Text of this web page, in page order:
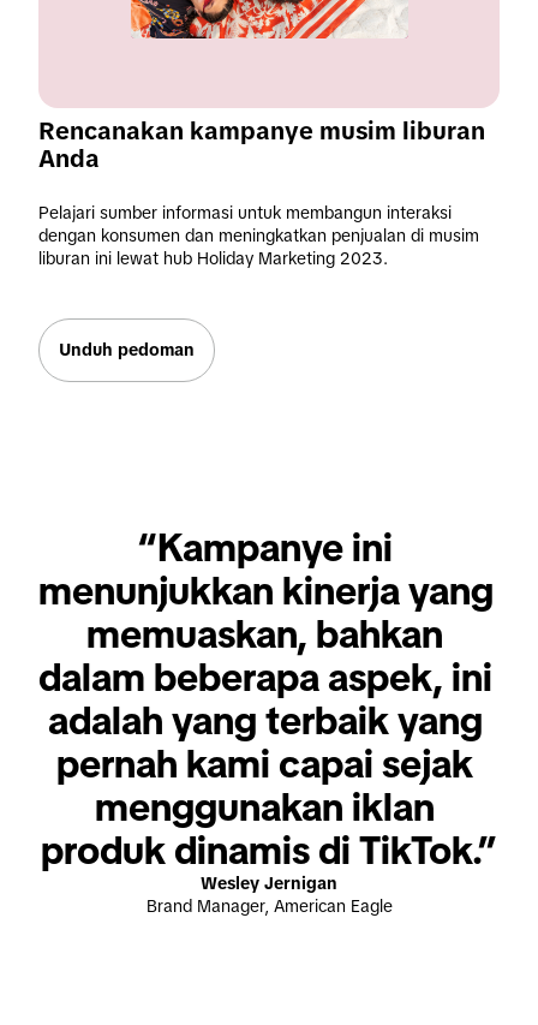
Rencanakan kampanye musim liburan
Anda
Pelajari sumber informasi untuk membangun interaksi
dengan konsumen dan meningkatkan penjualan di musim
liburan ini lewat hub Holiday Marketing 2023.
Unduh pedoman
“Kampanye ini
menunjukkan kinerja yang
memuaskan, bahkan
dalam beberapa aspek, ini
adalah yang terbaik yang
pernah kami capai sejak
menggunakan iklan
produk dinamis di TikTok.”
Wesley Jernigan
Brand Manager, American Eagle